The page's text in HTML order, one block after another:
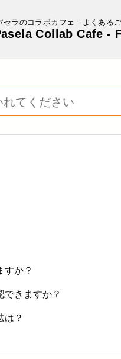
Collab Cafe -
すか？
できますか？
は？